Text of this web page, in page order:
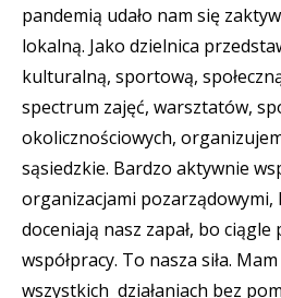
pandemią udało nam się
lokalną. Jako dzielnica
kulturalną, sportową,
spectrum zajęć, warsztatów,
okolicznościowych,
sąsiedzkie. Bardzo aktywnie
organizacjami
doceniają nasz zapał, bo
współpracy. To nasza siła.
wszystkich działaniach bez